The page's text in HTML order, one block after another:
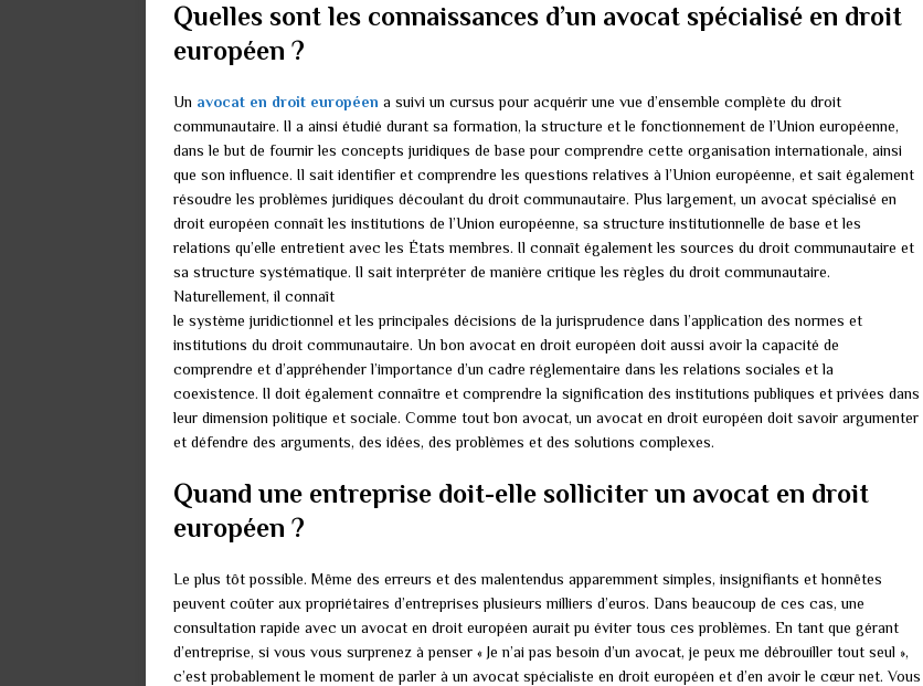
Quelles sont les connaissances d’un avocat spécialisé en droit
européen ?
Un avocat en droit européen a suivi un cursus pour acquérir une vue d’ensemble complète du droit
communautaire. Il a ainsi étudié durant sa formation, la structure et le fonctionnement de l’Union européenne,
dans le but de fournir les concepts juridiques de base pour comprendre cette organisation internationale, ainsi
que son influence. Il sait identifier et comprendre les questions relatives à l’Union européenne, et sait également
résoudre les problèmes juridiques découlant du droit communautaire. Plus largement, un avocat spécialisé en
droit européen connaît les institutions de l’Union européenne, sa structure institutionnelle de base et les
relations qu’elle entretient avec les États membres. Il connaît également les sources du droit communautaire et
sa structure systématique. Il sait interpréter de manière critique les règles du droit communautaire.
Naturellement, il connaît
le système juridictionnel et les principales décisions de la jurisprudence dans l’application des normes et
institutions du droit communautaire. Un bon avocat en droit européen doit aussi avoir la capacité de
comprendre et d’appréhender l’importance d’un cadre réglementaire dans les relations sociales et la
coexistence. Il doit également connaître et comprendre la signification des institutions publiques et privées dans
leur dimension politique et sociale. Comme tout bon avocat, un avocat en droit européen doit savoir argumenter
et défendre des arguments, des idées, des problèmes et des solutions complexes.
Quand une entreprise doit-elle solliciter un avocat en droit
européen ?
Le plus tôt possible. Même des erreurs et des malentendus apparemment simples, insignifiants et honnêtes
peuvent coûter aux propriétaires d’entreprises plusieurs milliers d’euros. Dans beaucoup de ces cas, une
consultation rapide avec un avocat en droit européen aurait pu éviter tous ces problèmes. En tant que gérant
d’entreprise, si vous vous surprenez à penser « Je n’ai pas besoin d’un avocat, je peux me débrouiller tout seul »,
c’est probablement le moment de parler à un avocat spécialiste en droit européen et d’en avoir le cœur net. Vous